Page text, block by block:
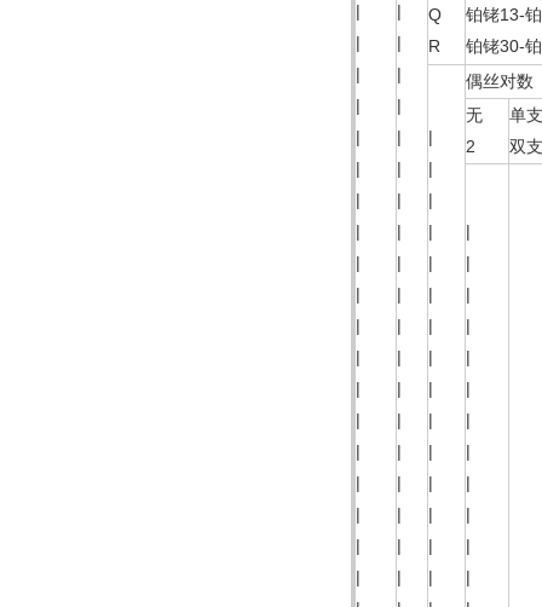
|
|
|
|
|
|
|
|
|
|
|
|
|
|
|
|
|
|
|
|
|
|
|
|
|
|
|
|
|
|
|
|
|
|
|
|
|
|
Q
R
铂铑
铂铑
|
|
|
|
|
|
|
|
|
|
|
|
|
|
|
偶丝对数
无
2
单支
双支
|
|
|
|
|
|
|
|
|
|
|
|